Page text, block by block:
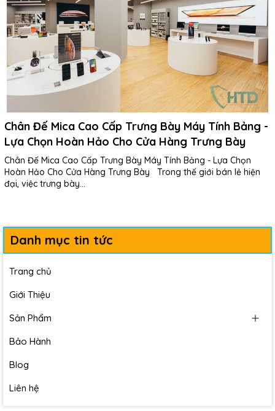
Chân Đế Mica Cao Cấp Trưng Bày Máy Tính Bảng -
Lựa Chọn Hoàn Hảo Cho Cửa Hàng Trưng Bày
Chân Đế Mica Cao Cấp Trưng Bày Máy Tính Bảng - Lựa Chọn
Hoàn Hảo Cho Cửa Hàng Trưng Bày Trong thế giới bán lẻ hiện
đại, việc trưng bày...
Danh mục tin tức
Trang chủ
Giới Thiệu
Sản Phẩm
Bảo Hành
Blog
Liên hệ